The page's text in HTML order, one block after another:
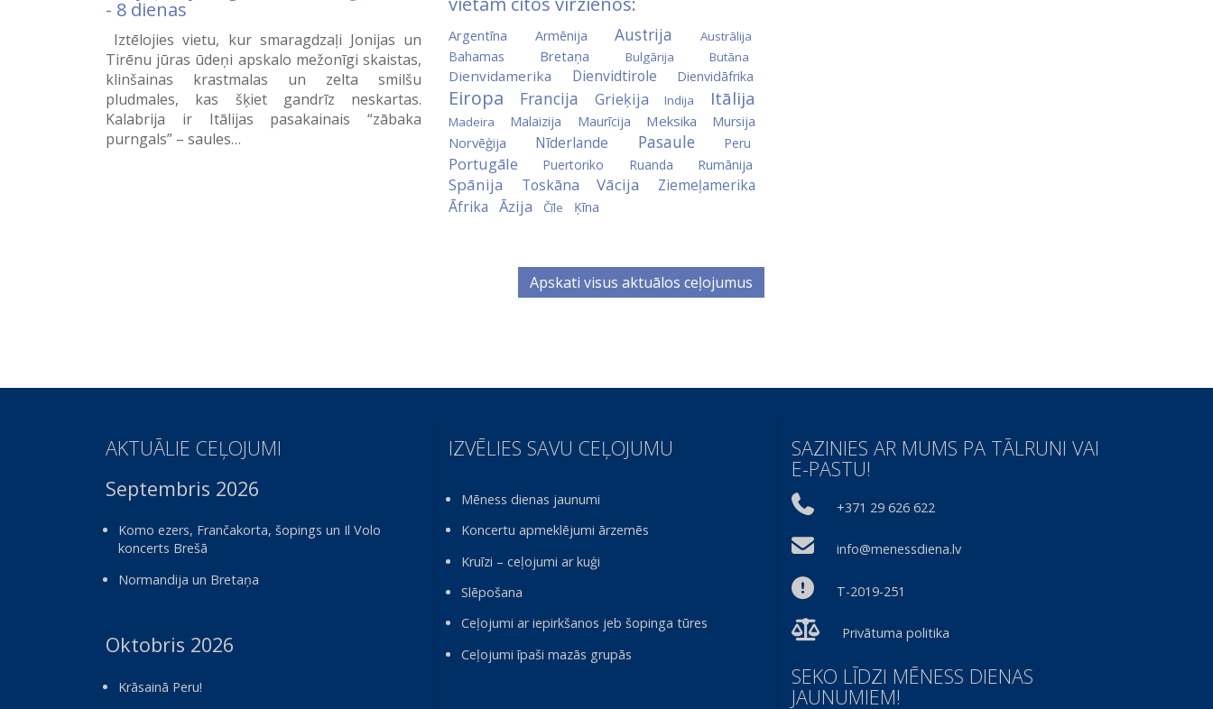
- 8 dienas
Iztēlojies vietu, kur smaragdzaļi Jonijas un
Tirēnu jūras ūdeņi apskalo mežonīgi skaistas,
klinšainas krastmalas un zelta smilšu
pludmales, kas šķiet gandrīz neskartas.
Kalabrija ir Itālijas pasakainais “zābaka
purngals” – saules…
Argentīna Armēnija Austrija Austrālija
Bahamas Bretaņa Bulgārija Butāna
Dienvidamerika Dienvidtirole Dienvidāfrika
Eiropa Francija Grieķija Indija Itālija
Madeira Malaizija Maurīcija Meksika Mursija
Norvēģija Nīderlande Pasaule Peru
Portugāle Puertoriko Ruanda Rumānija
Spānija Toskāna Vācija
Ziemeļamerika
Āfrika Āzija Čīle Ķīna
Apskati visus aktuālos ceļojumus
AKTUĀLIE CEĻOJUMI
Septembris 2026
Komo ezers, Frančakorta, šopings un Il Volo
koncerts Brešā
Normandija un Bretaņa
Oktobris 2026
Krāsainā Peru!
IZVĒLIES SAVU CEĻOJUMU
Mēness dienas jaunumi
Koncertu apmeklējumi ārzemēs
Kruīzi – ceļojumi ar kuģi
Slēpošana
Ceļojumi ar iepirkšanos jeb šopinga tūres
Ceļojumi īpaši mazās grupās
SAZINIES AR MUMS PA TĀLRUNI VAI
E-PASTU!
+371 29 626 622
info@menessdiena.lv
T-2019-251
Privātuma politika
SEKO LĪDZI MĒNESS DIENAS
JAUNUMIEM!